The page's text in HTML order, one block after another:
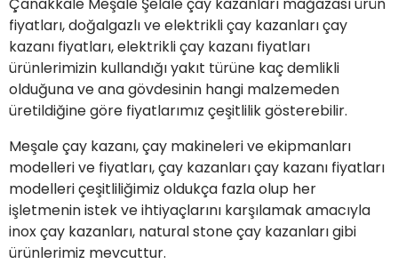
fiyatları, doğalgazlı ve elektrikli çay kazanları çay
kazanı fiyatları, elektrikli çay kazanı fiyatları
ürünlerimizin kullandığı yakıt türüne kaç demlikli
olduğuna ve ana gövdesinin hangi malzemeden
üretildiğine göre fiyatlarımız çeşitlilik gösterebilir.
Meşale çay kazanı, çay makineleri ve ekipmanları
modelleri ve fiyatları, çay kazanları çay kazanı fiyatları
modelleri çeşitliliğimiz oldukça fazla olup her
işletmenin istek ve ihtiyaçlarını karşılamak amacıyla
inox çay kazanları, natural stone çay kazanları gibi
ürünlerimiz mevcuttur.